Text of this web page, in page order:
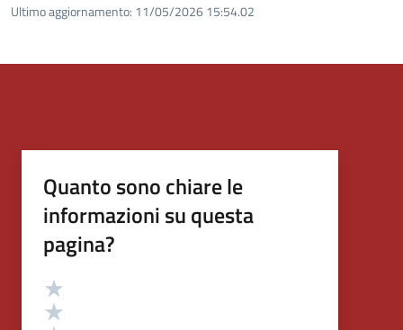
Ultimo aggiornamento: 11/05/2026 15:54.02
Quanto sono chiare le
informazioni su questa
pagina?
Valutazione